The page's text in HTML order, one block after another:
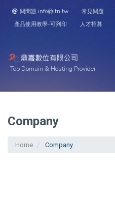
問問題 info@itn.tw 常見問題
產品使用教學-可列印
人才招募
Top Domain & Hosting Provider
Company
Home Company